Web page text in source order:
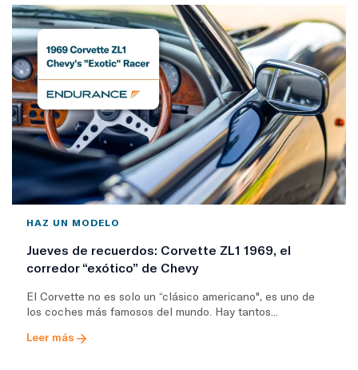
HAZ UN MODELO
Jueves de recuerdos: Corvette ZL1 1969, el
corredor “exótico” de Chevy
El Corvette no es solo un “clásico americano", es uno de
los coches más famosos del mundo. Hay tantos...
Leer más